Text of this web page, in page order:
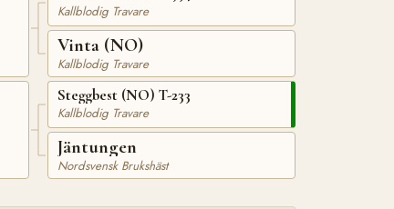
Kallblodig Travare
Vinta (NO)
Kallblodig Travare
Steggbest (NO) T-233
Kallblodig Travare
Jäntungen
Nordsvensk Brukshäst